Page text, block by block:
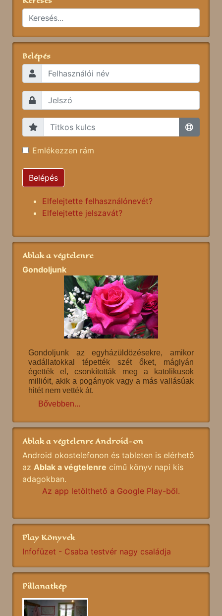
Belépés
Emlékezzen rám
Belépés
Elfelejtette felhasználónevét?
Elfelejtette jelszavát?
Ablak a végtelenre
Gondoljunk
Gondoljunk az egyházüldözésekre, amikor
vadállatokkal tépették szét őket, máglyán
égették el, csonkították meg a katolikusok
millióit, akik a pogányok vagy a más vallásúak
hitét nem vették át.
Bővebben...
Ablak a végtelenre Android-on
Android okostelefonon és tableten is elérhető
az Ablak a végtelenre című könyv napi kis
adagokban.
Az app letölthető a Google Play-ből.
Play Könyvek
Infofüzet - Csaba testvér nagy családja
Pillanatkép